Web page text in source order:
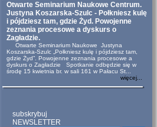
Otwarte Seminarium Naukowe Centrum.
Justyna Koszarska-Szulc - Połkniesz kulę
i pójdziesz tam, gdzie Żyd. Powojenne
zeznania procesowe a dyskurs o
Zagładzie.
Otwarte Seminarium Naukowe Justyna
Koszarska-Szulc „Połkniesz kulę i pójdziesz tam,
gdzie Żyd”. Powojenne zeznania procesowe a
dyskurs o Zagładzie Spotkanie odbędzie się w
środę 15 kwietnia br. w sali 161 w Pałacu St...
więcej...
subskrybuj
NEWSLETTER